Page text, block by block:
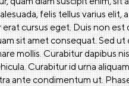
felis tellus varius
erat cursus eget. Duis non
sit amet consequat. Sed
mollis. Curabitur dapibus
Curabitur id urna
ante condimentum ut.